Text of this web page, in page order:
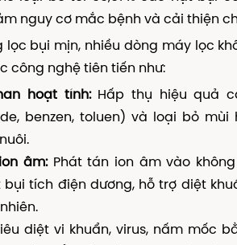
nguy cơ mắc bệnh và cải thiện
lọc bụi mịn, nhiều dòng máy lọc
công nghệ tiên tiến như:
hoạt tính:Hấp thụ hiệu quả
benzen, toluen) và loại bỏ mùi
âm:Phát tán ion âm vào
tích điện dương, hỗ trợ diệt
diệt vi khuẩn, virus, nấm mốc